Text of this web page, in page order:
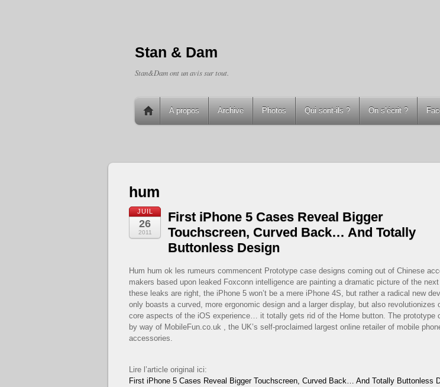
Stan & Dam
Stan&Dam ont un avis sur tout.
A propos Archive Photos Qui sont-ils ? On s’écrit ?
hum
JUIL
26
2011
First iPhone 5 Cases Reveal Bigger
Touchscreen, Curved Back… And Totally
Buttonless Design
Hum hum ok les rumeurs commencent Prototype case designs coming out of Chinese
makers based upon leaked Foxconn intelligence are painting a dramatic picture of the
these leaks are right, the iPhone 5 won’t be a mere iPhone 4S, but rather a radical new
only boasts a curved, more ergonomic design and a larger display, but also revolutionizes
core aspects of the iOS experience… it totally gets rid of the Home button. The prototype
by way of MobileFun.co.uk , the UK’s self-proclaimed largest online retailer of mobile
accessories.
Lire l’article original ici:
First iPhone 5 Cases Reveal Bigger Touchscreen, Curved Back… And Totally Buttonless